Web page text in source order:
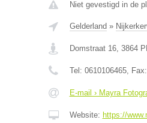
Niet gevestigd in de
Gelderland »
Domstraat 16, 3864
Tel: 0610106465, Fax:
E-mail › Mayra
Website: https://